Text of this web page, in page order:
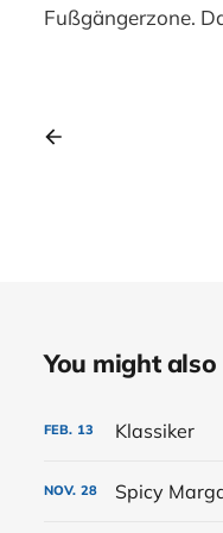
Fußgängerzone.
You might also
FEB. 13 Klassiker
NOV. 28 Spicy